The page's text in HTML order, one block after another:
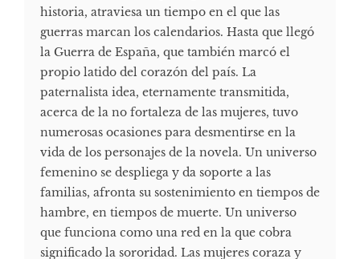
historia, atraviesa un tiempo en el que las
guerras marcan los calendarios. Hasta que llegó
la Guerra de España, que también marcó el
propio latido del corazón del país. La
paternalista idea, eternamente transmitida,
acerca de la no fortaleza de las mujeres, tuvo
numerosas ocasiones para desmentirse en la
vida de los personajes de la novela. Un universo
femenino se despliega y da soporte a las
familias, afronta su sostenimiento en tiempos de
hambre, en tiempos de muerte. Un universo
que funciona como una red en la que cobra
significado la sororidad. Las mujeres coraza y